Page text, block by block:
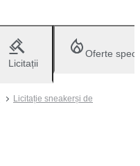
Licitații
Oferte
Licitație sneakerși de